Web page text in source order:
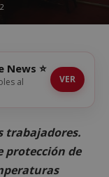
News ⭐
al
VER
trabajadores.
protección de